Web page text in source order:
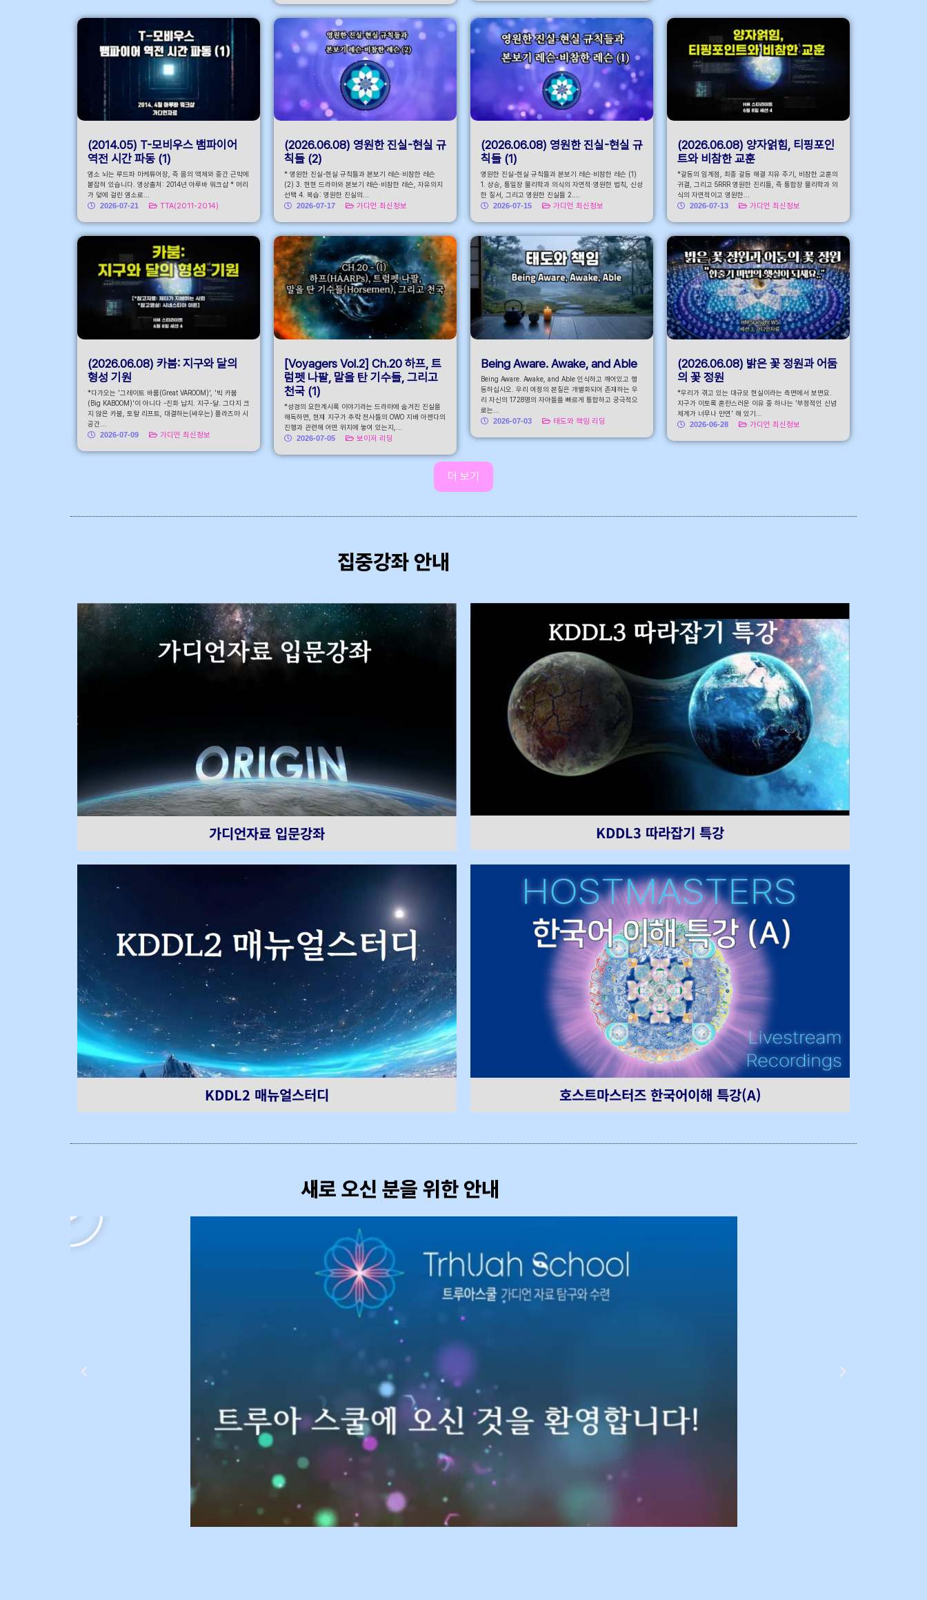
(2014.05) T-모비우스 뱀파이어
역전 시간 파동 (1)
염소 뇌는 루드파 마케튜어장, 즉 몸의 액체와 중간 근막에
붙잡혀 있습니다. 영상출처: 2014년 아루바 워크샵 * 머리
가 덫에 걸린 염소로...
2026-07-21
TTA(2011-2014)
(2026.06.08) 영원한 진실-현실 규
칙들 (2)
* 영원한 진실-현실 규칙들과 본보기 레슨·비참한 레슨
(2) 3. 현현 드라마와 본보기 레슨·비참한 레슨, 자유의지
선택 4. 복습: 영원한 진실의...
2026-07-17
가디언 최신정보
(2026.06.08) 영원한 진실-현실 규
칙들 (1)
영원한 진실-현실 규칙들과 본보기 레슨·비참한 레슨 (1)
1. 상승, 통일장 물리학과 의식의 자연적·영원한 법칙, 신성
한 질서, 그리고 영원한 진실들 2....
2026-07-15
가디언 최신정보
(2026.06.08) 양자얽힘, 티핑포인
트와 비참한 교훈
*갈등의 임계점, 최종 갈등 해결 치유 주기, 비참한 교훈의
귀결, 그리고 5RRR 영원한 진리들, 즉 통합장 물리학과 의
식의 자연적이고 영원한...
2026-07-13
가디언 최신정보
(2026.06.08) 카붐: 지구와 달의
형성 기원
*다가오는 '그레이트 바룸(Great VAROOM)', '빅 카붐
(Big KABOOM)'이 아니다 -진화 납치. 지구-달. 그다지 크
지 않은 카붐, 토랄 리프트, 대결하는(싸우는) 플라즈마 시
공간...
2026-07-09
가디언 최신정보
[Voyagers Vol.2] Ch.20 하프, 트
럼펫 나팔, 말을 탄 기수들, 그리고
천국 (1)
*성경의 요한계시록 이야기라는 드라마에 숨겨진 진실을
해독하면, 현재 지구가 추락 천사들의 OWO 지배 아젠다의
진행과 관련해 어떤 위치에 놓여 있는지,...
2026-07-05
보이저 리딩
Being Aware. Awake, and Able
Being Aware. Awake, and Able 인식하고 깨어있고 행
동하십시오. 우리 여정의 본질은 개별화되어 존재하는 우
리 자신의 1728명의 자아들을 빠르게 통합하고 궁극적으
로는...
2026-07-03
태도와 책임 리딩
(2026.06.08) 밝은 꽃 정원과 어둠
의 꽃 정원
*우리가 겪고 있는 대규모 현실이라는 측면에서 보면요.
지구가 이토록 혼란스러운 이유 중 하나는 '부정적인 신념
체계가 너무나 만연' 해 있기...
2026-06-28
가디언 최신정보
더 보기
집중강좌 안내
가디언자료 입문강좌 KDDL3 따라잡기 특강
KDDL2 매뉴얼스터디 호스트마스터즈 한국어이해 특강(A)
새로 오신 분을 위한 안내